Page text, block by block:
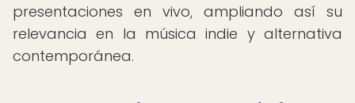
presentaciones en vivo, ampliando así su
relevancia en la música indie y alternativa
contemporánea.